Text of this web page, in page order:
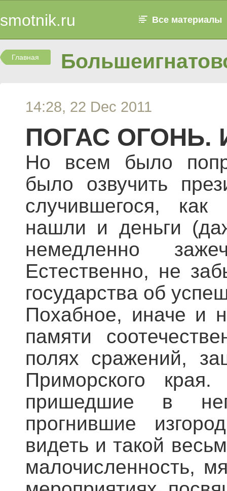
smotnik.ru Все материалы
Главная
14:28, 22 Dec 2011
ПОГАС ОГОНЬ.
Но всем было
было озвучить
случившегося,
нашли и деньги
немедленно
Естественно, не
государства об
Похабное, иначе и
памяти
полях сражений,
Приморского
пришедшие в
прогнившие
видеть и такой
малочисленность,